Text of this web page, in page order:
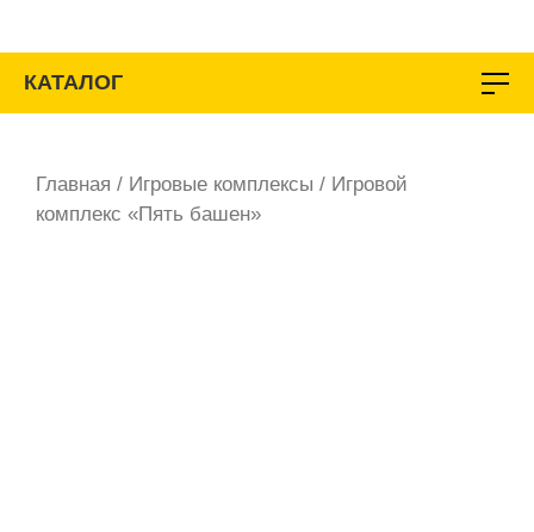
содержимому
КАТАЛОГ
Главная / Игровые комплексы / Игровой
комплекс «Пять башен»